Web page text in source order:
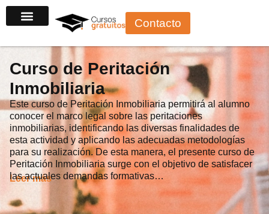
al
Contacto
Curso de Peritación
Inmobiliaria
Este curso de Peritación Inmobiliaria permitirá al alumno
conocer el marco legal sobre las peritaciones
inmobiliarias, identificando las diversas finalidades de
esta actividad y aplicando las adecuadas metodologías
para su realización. De esta manera, el presente curso de
Peritación Inmobiliaria surge con el objetivo de satisfacer
las actuales demandas formativas…
Leer más